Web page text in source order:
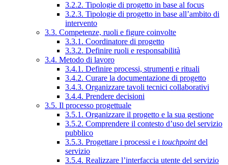
3.2.2. Tipologie di progetto in base al focus
3.2.3. Tipologie di progetto in base all’ambito di
intervento
3.3. Competenze, ruoli e figure coinvolte
3.3.1. Coordinatore di progetto
3.3.2. Definire ruoli e responsabilità
3.4. Metodo di lavoro
3.4.1. Definire processi, strumenti e rituali
3.4.2. Curare la documentazione di progetto
3.4.3. Organizzare tavoli tecnici collaborativi
3.4.4. Prendere decisioni
3.5. Il processo progettuale
3.5.1. Organizzare il progetto e la sua gestione
3.5.2. Comprendere il contesto d’uso del servizio
pubblico
3.5.3. Progettare i processi e i touchpointdel
servizio
3.5.4. Realizzare l’interfaccia utente del servizio